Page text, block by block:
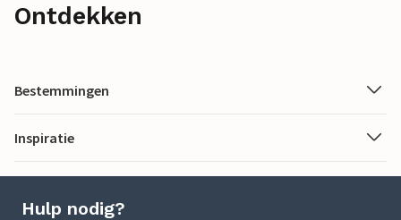
Ontdekken
Bestemmingen
Inspiratie
Hulp nodig?